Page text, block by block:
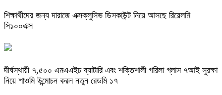
শিক্ষার্থীদের জন্য দারাজে এক্সক্লুসিভ ডিসকাউন্ট নিয়ে আসছে রিয়েলমি
সি১০০এক্স
দীর্ঘস্থায়ী ৭,৫০০ এমএএইচ ব্যাটারি এবং শক্তিশালী গরিলা গ্লাস ৭আই সুরক্ষা
নিয়ে শাওমি উন্মোচন করল নতুন রেডমি ১৭